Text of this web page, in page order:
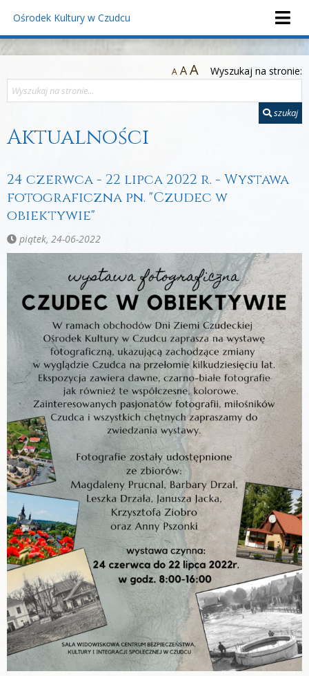
Ośrodek Kultury w Czudcu
A AA Wyszukaj na stronie:
szukaj
Aktualności
24 czerwca - 22 lipca 2022 r. - Wystawa
fotograficzna pn. "Czudec w
obiektywie"
piątek, 24-06-2022